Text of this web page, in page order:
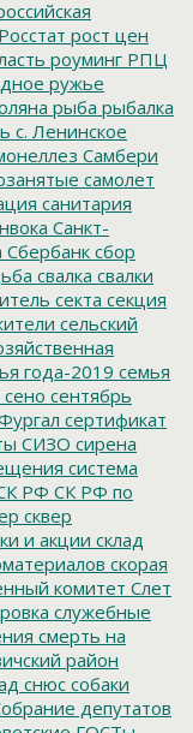
Росстат рост цен
роуминг РПЦ
ружье
рыба рыбалка
с. Ленинское
Самбери
самолет
санитария
Санкт-
Сбербанк сбор
свалка свалки
секта секция
сельский
года-2019 семья
сено сентябрь
сертификат
СИЗО сирена
система
РФ СК РФ по
сквер
и акции склад
скорая
комитет Слет
служебные
смерть на
район
снюс собаки
депутатов